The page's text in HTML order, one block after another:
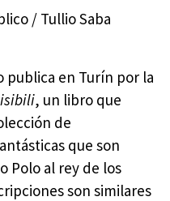
/ Tullio Saba
publica en Turín por la
, un libro que
de
que son
Polo al rey de los
son similares